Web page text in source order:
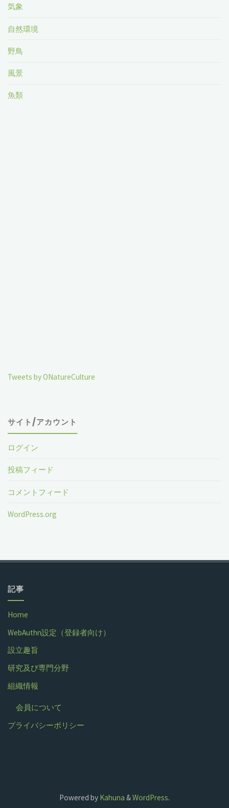
気象
自然環境
野鳥
風景
魚類
Tweets by ONatureCulture
サイト/アカウント
ログイン
投稿フィード
コメントフィード
WordPress.org
記事
Home
WebAuthn設定（登録者向け）
設立趣旨
研究及び専門分野
組織情報
会員について
プライバシーポリシー
Powered by Kahuna &WordPress.